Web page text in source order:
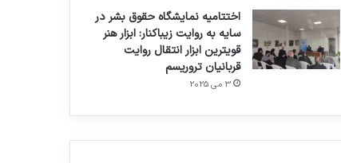
اختتامیه نمایشگاه حقوق بشر در
سایه به روایت زیباکنار: ابزار هنر
قویترین ابزار انتقال روایت
قربانیان تروریسم
3 می 2025